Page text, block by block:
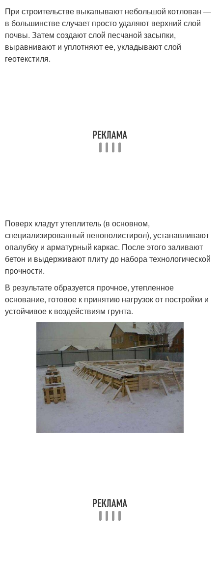
При строительстве выкапывают небольшой котлован —
в большинстве случает просто удаляют верхний слой
почвы. Затем создают слой песчаной засыпки,
выравнивают и уплотняют ее, укладывают слой
геотекстиля.
Поверх кладут утеплитель (в основном,
специализированный пенополистирол), устанавливают
опалубку и арматурный каркас. После этого заливают
бетон и выдерживают плиту до набора технологической
прочности.
В результате образуется прочное, утепленное
основание, готовое к принятию нагрузок от постройки и
устойчивое к воздействиям грунта.